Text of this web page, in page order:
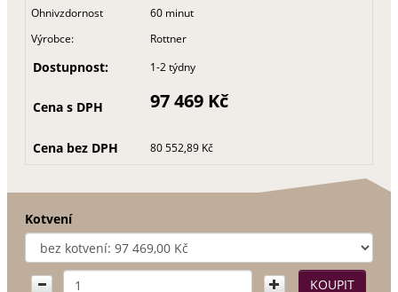
Ohnivzdornost
60 minut
Výrobce:
Rottner
Dostupnost: 1-2 týdny
Cena s DPH 97 469 Kč
Cena bez DPH 80 552,89 Kč
Kotvení